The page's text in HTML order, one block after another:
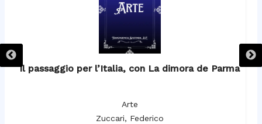
Il passaggio per l’Italia, con La dimora de Parma
Arte
Zuccari, Federico